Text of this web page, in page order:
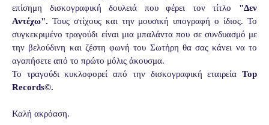
επίσημη δισκογραφική δουλειά που φέρει τον τίτλο "Δεν
Αντέχω". Τους στίχους και την μουσική υπογραφή ο ίδιος. Το
συγκεκριμένο τραγούδι είναι μια μπαλάντα που σε συνδυασμό με
την βελούδινη και ζέστη φωνή του Σωτήρη θα σας κάνει να το
αγαπήσετε από το πρώτο μόλις άκουσμα.
Το τραγούδι κυκλοφορεί από την δισκογραφική εταιρεία Top
Records©.
Καλή ακρόαση.